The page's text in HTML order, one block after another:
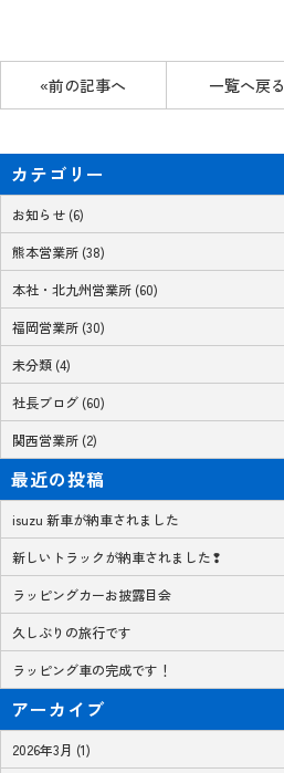
«前の記事へ 一覧へ戻る
カテゴリー
お知らせ (6)
熊本営業所 (38)
本社・北九州営業所 (60)
福岡営業所 (30)
未分類 (4)
社長ブログ (60)
関西営業所 (2)
最近の投稿
isuzu 新車が納車されました
新しいトラックが納車されました❢
ラッピングカーお披露目会
久しぶりの旅行です
ラッピング車の完成です！
アーカイブ
2026年3月 (1)